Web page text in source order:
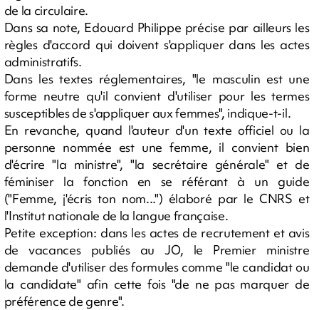
de la circulaire.
Dans sa note, Edouard Philippe précise par ailleurs les
règles d'accord qui doivent s'appliquer dans les actes
administratifs.
Dans les textes réglementaires, "le masculin est une
forme neutre qu'il convient d'utiliser pour les termes
susceptibles de s'appliquer aux femmes", indique-t-il.
En revanche, quand l'auteur d'un texte officiel ou la
personne nommée est une femme, il convient bien
d'écrire "la ministre", "la secrétaire générale" et de
féminiser la fonction en se référant à un guide
("Femme, j'écris ton nom...") élaboré par le CNRS et
l'Institut nationale de la langue française.
Petite exception: dans les actes de recrutement et avis
de vacances publiés au JO, le Premier ministre
demande d'utiliser des formules comme "le candidat ou
la candidate" afin cette fois "de ne pas marquer de
préférence de genre".